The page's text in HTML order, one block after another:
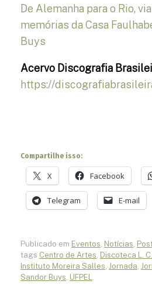
De Alemanha para o Rio,
memórias da Casa
Buys
Acervo Discografia
https://
Compartilhe isso:
X Facebook
Telegram E-mail
Publicado em Eventos Notícias
tags Centro de Artes Discoteca L.
Instituto Moreira Salles Jornada
Sandor Buys UFPEL